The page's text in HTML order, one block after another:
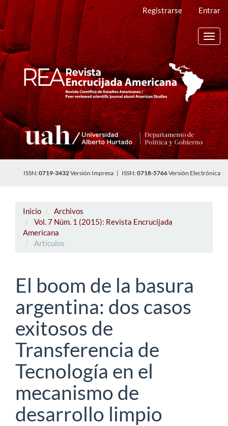
Navegación
principal
Contenido
principal
Barra
lateral
Registrarse Entrar
ISSN:0719-3432Versión Impresa | ISSN:0718-5766Versión Electrónica
Inicio
Archivos
Vol. 7 Núm. 1 (2015): Revista Encrucijada
Americana
Artículos
El boom de la basura
argentina: dos casos
exitosos de
Transferencia de
Tecnología en el
mecanismo de
desarrollo limpio